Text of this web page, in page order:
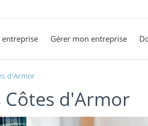
entreprise Gérer mon entreprise
d'Armor
Côtes d'Armor